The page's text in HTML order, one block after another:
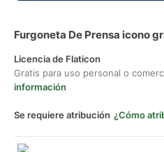
Furgoneta De Prensa icono
Licencia de Flaticon
Gratis para uso personal o
información
Se requiere atribución ¿Cómo